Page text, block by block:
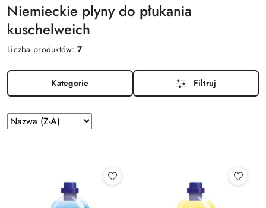
Niemieckie plyny do płukania
kuschelweich
Liczba produktów:7
Kategorie Filtruj
Zastosowano
sortowanie:
Sortuj
według